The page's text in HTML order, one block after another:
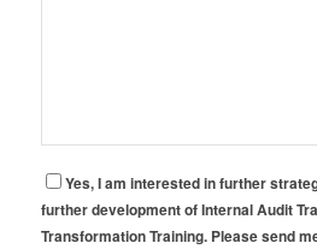
Yes, I am interested in further
further development of Internal Audit
Transformation Training. Please send